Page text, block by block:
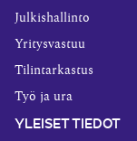
Julkishallinto
Yritysvastuu
Tilintarkastus
Työ ja ura
YLEISET TIEDOT